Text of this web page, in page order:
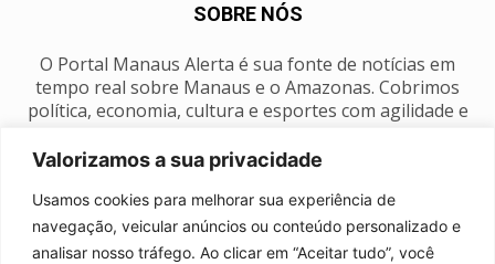
Valorizamos a sua privacidade
Usamos cookies para melhorar sua experiência de
navegação, veicular anúncios ou conteúdo personalizado e
analisar nosso tráfego. Ao clicar em “Aceitar tudo”, você
SOBRE NÓS
O Portal Manaus Alerta é sua fonte de notícias em
tempo real sobre Manaus e o Amazonas. Cobrimos
política, economia, cultura e esportes com agilidade e